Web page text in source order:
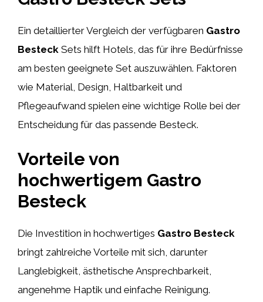
Ein detaillierter Vergleich der verfügbaren Gastro
Besteck Sets hilft Hotels, das für ihre Bedürfnisse
am besten geeignete Set auszuwählen. Faktoren
wie Material, Design, Haltbarkeit und
Pflegeaufwand spielen eine wichtige Rolle bei der
Entscheidung für das passende Besteck.
Vorteile von
hochwertigem Gastro
Besteck
Die Investition in hochwertiges Gastro Besteck
bringt zahlreiche Vorteile mit sich, darunter
Langlebigkeit, ästhetische Ansprechbarkeit,
angenehme Haptik und einfache Reinigung.